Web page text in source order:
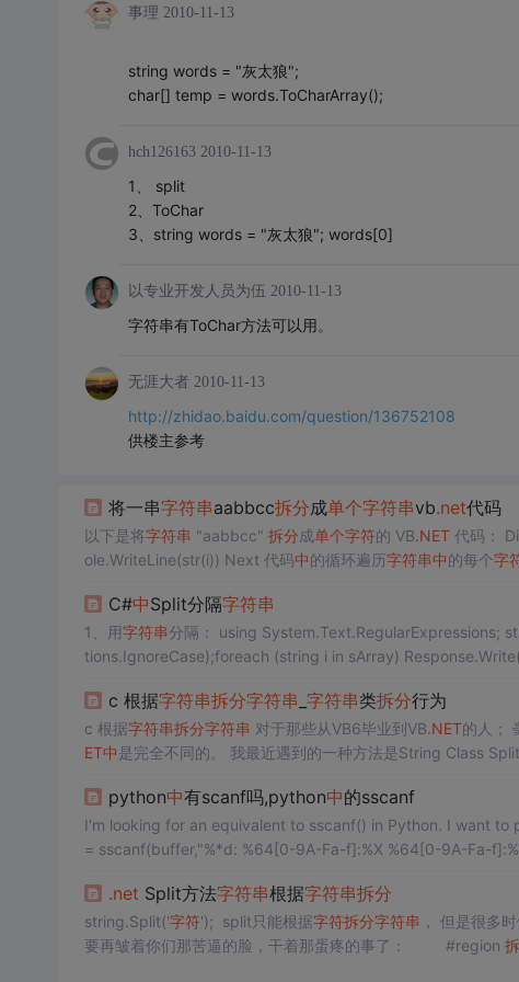
事理 2010-11-13
string words = "灰太狼";
char[] temp = words.ToCharArray();
hch126163 2010-11-13
1、 split
2、ToChar
3、string words = "灰太狼"; words[0]
以专业开发人员为伍 2010-11-13
字符串有ToChar方法可以用。
无涯大者 2010-11-13
http://zhidao.baidu.com/question/136752108
供楼主参考
将一串字符串aabbcc拆分成单个字符串vb.net代码
以下是将字符串 "aabbcc" 拆分成单个字符的 VB.NET代码：
ole.WriteLine(str(i)) Next 代码中的循环遍历字符串中的每个字
C#中Split分隔字符串
1、用字符串分隔： using System.Text.RegularExpressions;
tions.IgnoreCase);foreach (string i in sArray)
c 根据字符串拆分字符串 字符串类拆分行为
c 根据字符串拆分字符串 对于那些从VB6毕业到VB.NET的人；
ET中
python中有scanf吗,python中的sscanf
I'm looking for an equivalent to sscanf() in Python. I want
= sscanf(buffer,"%*d: %64[0-9A-Fa-f]:%X %64[0-9A-Fa-
.net Split方法字符串根据字符串拆分
string.Split('字符'); split只能根据字符拆分字符串 ， 但是很多
要再皱着你们那苦逼的脸，干着那蛋疼的事了： #region